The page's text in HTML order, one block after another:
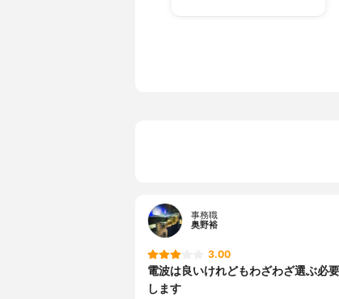
事務職
奥野裕
3.00
電波は良いけれどもわざわざ選ぶ必
します